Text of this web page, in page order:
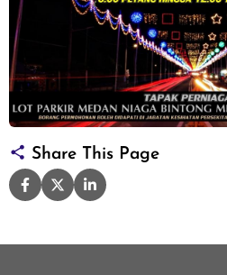
Share This Page